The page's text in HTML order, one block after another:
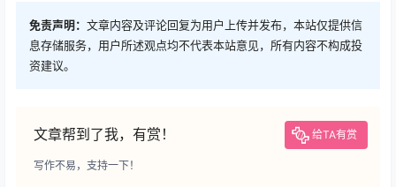
免责声明： 文章内容及评论回复为用户上传并发布，本站仅提供信
息存储服务，用户所述观点均不代表本站意见，所有内容不构成投
资建议。
文章帮到了我，有赏！ 给TA有赏
写作不易，支持一下！